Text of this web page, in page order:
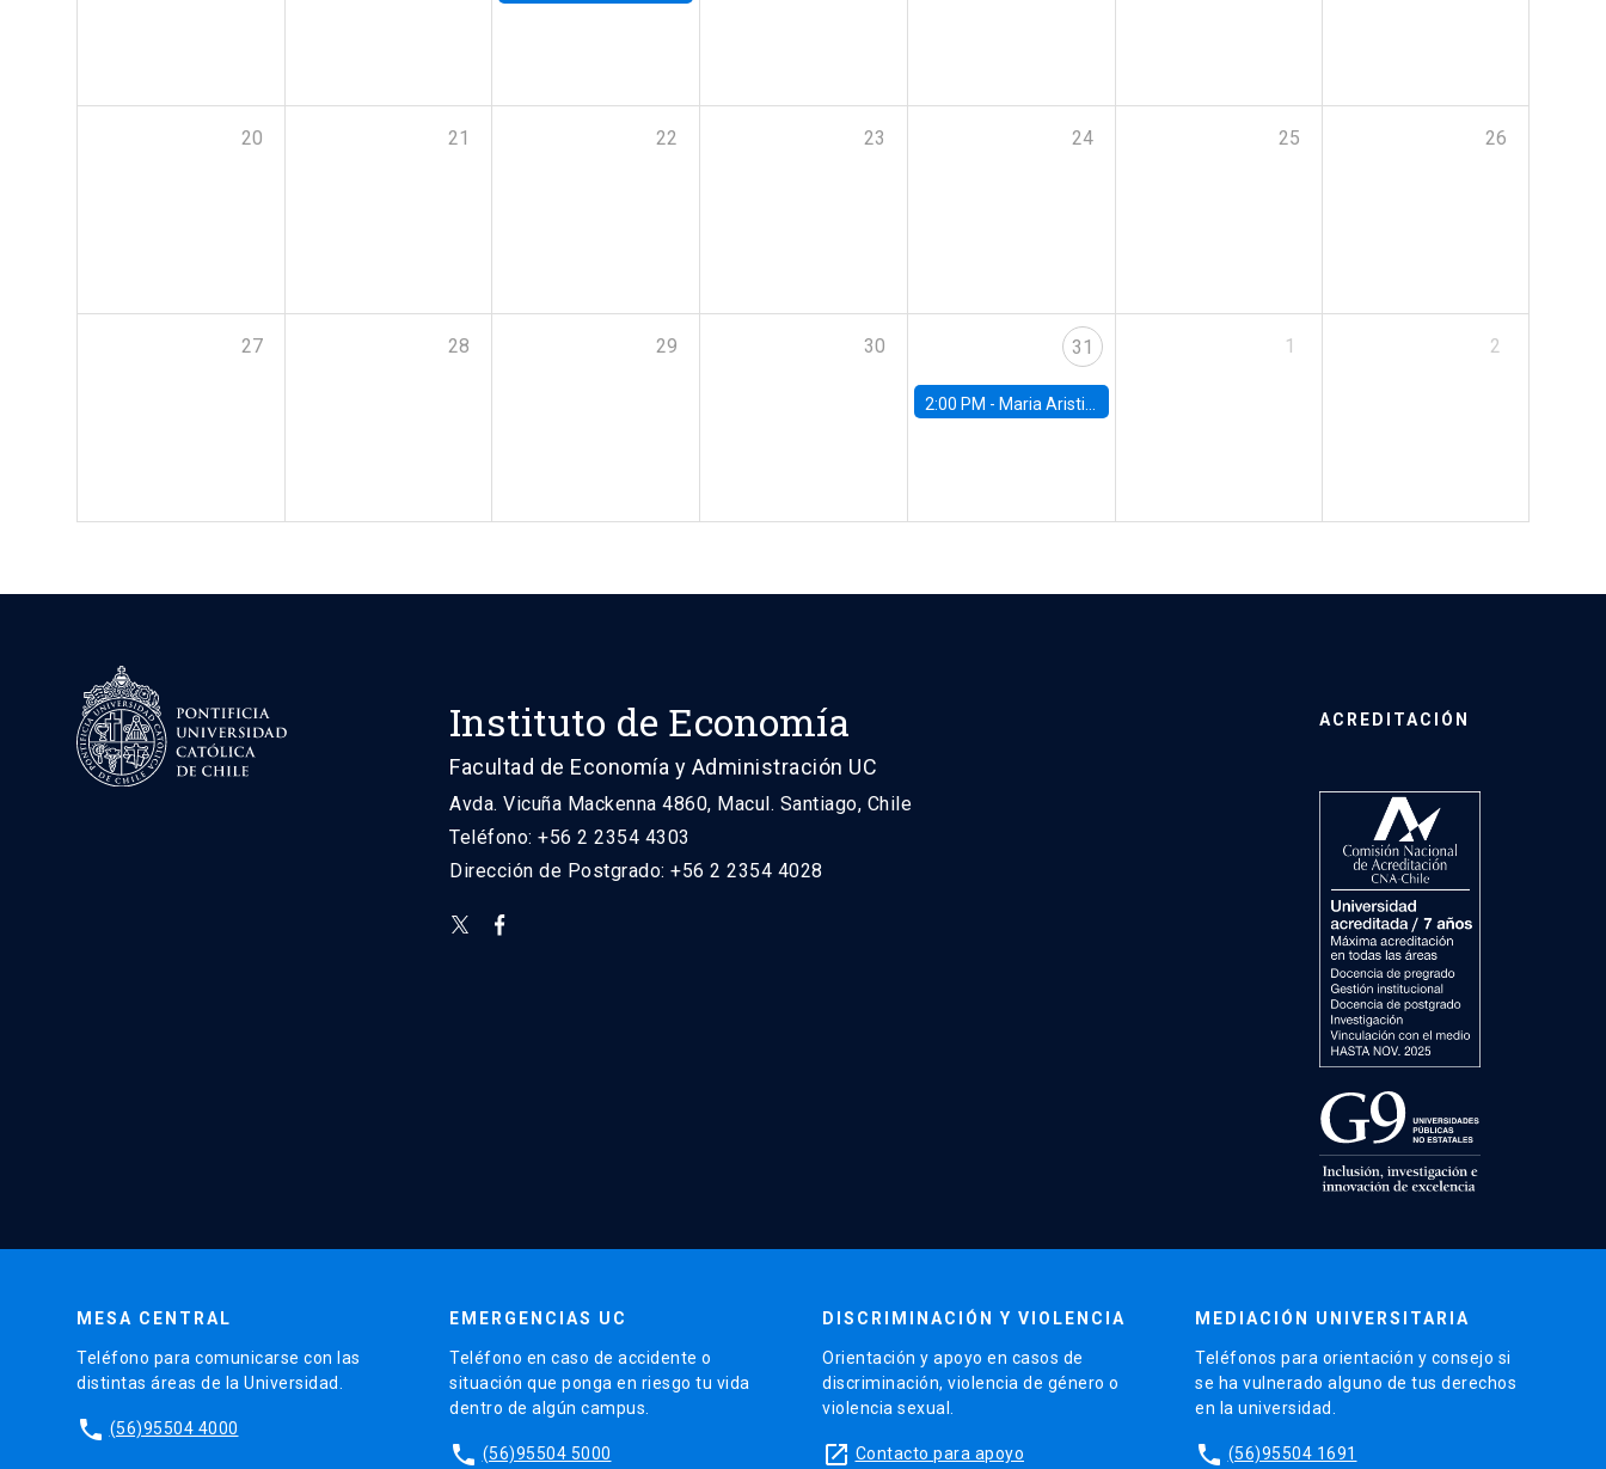
20 21 22 23 24 25 26
27 28 29 30 31
2:00 PM - Maria Aristizabal-Ramirez, FED Board
1 2
Instituto de Economía
Facultad de Economía y Administración UC
Avda. Vicuña Mackenna 4860, Macul. Santiago, Chile
Teléfono: +56 2 2354 4303
Dirección de Postgrado: +56 2 2354 4028
ACREDITACIÓN
MESA CENTRAL
Teléfono para comunicarse con las
distintas áreas de la Universidad.
phone (56)95504 4000
EMERGENCIAS UC
Teléfono en caso de accidente o
situación que ponga en riesgo tu vida
dentro de algún campus.
phone (56)95504 5000
DISCRIMINACIÓN Y VIOLENCIA
Orientación y apoyo en casos de
discriminación, violencia de género o
violencia sexual.
launch Contacto para apoyo
MEDIACIÓN UNIVERSITARIA
Teléfonos para orientación y consejo si
se ha vulnerado alguno de tus derechos
en la universidad.
phone (56)95504 1691